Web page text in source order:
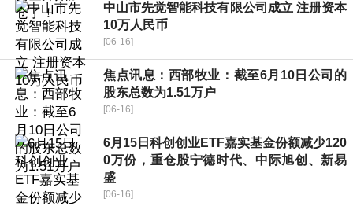
中山市先觉智能科技有限公司成立 注册资本
10万人民币
[06-16]
焦点讯息：西部牧业：截至6月10日公司的
股东总数为1.51万户
[06-16]
6月15日科创创业ETF嘉实基金份额减少120
0万份，重仓股宁德时代、中际旭创、新易
盛
[06-16]